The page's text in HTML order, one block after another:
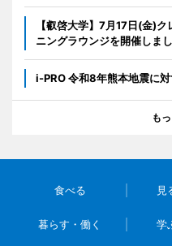
【叡啓大学】7月17日(金)
ニングラウンジを開催しま
i-PRO 令和8年熊本地震に
も
食べる 見
暮らす・働く 学